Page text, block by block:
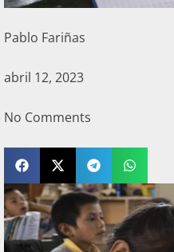
Pablo Fariñas
abril 12, 2023
No Comments